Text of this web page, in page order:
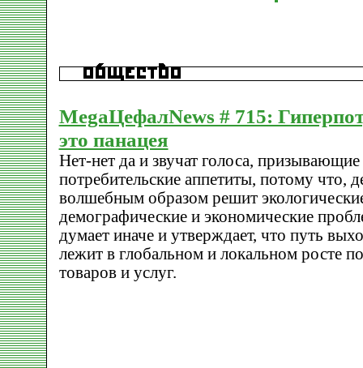
MegaЦефалNews # 715:
это панацея
Нет-нет да и звучат голоса,
потребительские аппетиты, потому что,
волшебным образом решит
демографические и экономические
думает иначе и утверждает, что путь
лежит в глобальном и локальном росте
товаров и услуг.